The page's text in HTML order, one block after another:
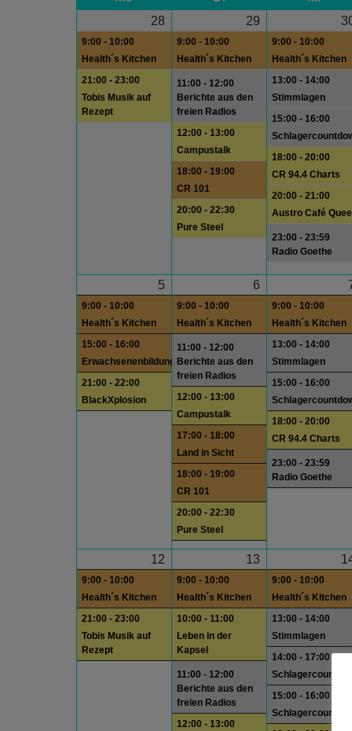
28
9:00 - 10:00
Health´s Kitchen
21:00 - 23:00
Tobis Musik auf
Rezept
29
9:00 - 10:00
Health´s Kitchen
11:00 - 12:00
Berichte aus den
freien Radios
12:00 - 13:00
Campustalk
18:00 - 19:00
CR 101
20:00 - 22:30
Pure Steel
9:00 - 10:00
Health´s Kitchen
13:00 - 14:00
Stimmlagen
15:00 - 16:00
18:00 - 20:00
CR 94.4 Charts
20:00 - 21:00
Austro Café
23:00 - 23:59
Radio Goethe
5
9:00 - 10:00
Health´s Kitchen
15:00 - 16:00
Erwachsenenbildung
21:00 - 22:00
BlackXplosion
6
9:00 - 10:00
Health´s Kitchen
11:00 - 12:00
Berichte aus den
freien Radios
12:00 - 13:00
Campustalk
17:00 - 18:00
Land in Sicht
18:00 - 19:00
CR 101
20:00 - 22:30
Pure Steel
9:00 - 10:00
Health´s Kitchen
13:00 - 14:00
Stimmlagen
15:00 - 16:00
18:00 - 20:00
CR 94.4 Charts
23:00 - 23:59
Radio Goethe
12
9:00 - 10:00
Health´s Kitchen
21:00 - 23:00
Tobis Musik auf
Rezept
13
9:00 - 10:00
Health´s Kitchen
10:00 - 11:00
Leben in der
Kapsel
11:00 - 12:00
Berichte aus den
freien Radios
12:00 - 13:00
9:00 - 10:00
Health´s Kitchen
13:00 - 14:00
Stimmlagen
14:00 - 17:00
15:00 - 16:00